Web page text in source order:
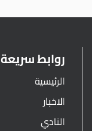
روابط سريعة
الرئيسية
الاخبار
النادي